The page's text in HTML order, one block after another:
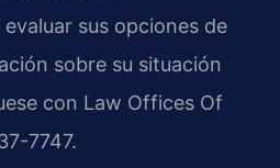
sus opciones de
sobre su situación
con Law Offices Of
7747.